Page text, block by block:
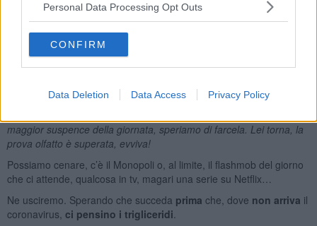
Personal Data Processing Opt Outs
CONFIRM
Data Deletion Data Access Privacy Policy
Arkansas o nella Kamchatkapuò far ripartire la rumba
Spento il ragù bisogna verificare che in giro per casa non ci siano
odori molesti che accolgono la mia sposa al rientro da una
giornataccia in redazione. Apriamo le finestre per garantire la
ventilazione trasversale, indossando doposci, sciarpa e
passamontagna, fa freschino. Usciamo anche compulsivamente
per le scale, aspettiamo una decina di secondi prima di rientrare
maggior suspence della giornata, speriamo di farcela. Lei torna, la
prova olfatto è superata, evviva!
Possiamo cenare, c’è il Monopoli o, al limite, il flashmob del giorno
che ci attende, qualcosa in tv, magari una serie su Netflix…
Ne usciremo. Sperando che succeda prima che, dove non arriva il
coronavirus, ci pensino i trigliceridi